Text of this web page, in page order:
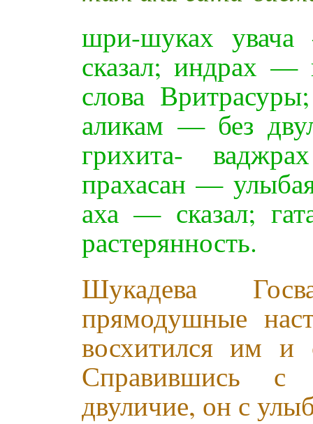
шри-шуках
сказал; индрах —
слова
аликам — без
грихита-
прахасан —
аха — сказал;
растерянность.
Шукадева
прямодушные
восхитился им
Справившись с
двуличие, он с